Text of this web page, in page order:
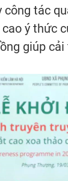
tác
ý thức
giúp